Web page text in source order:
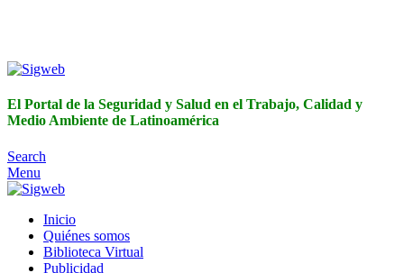
El Portal de la Seguridad y Salud en el Trabajo, Calidad y
Medio Ambiente de Latinoamérica
Search
Menu
Inicio
Quiénes somos
Biblioteca Virtual
Publicidad